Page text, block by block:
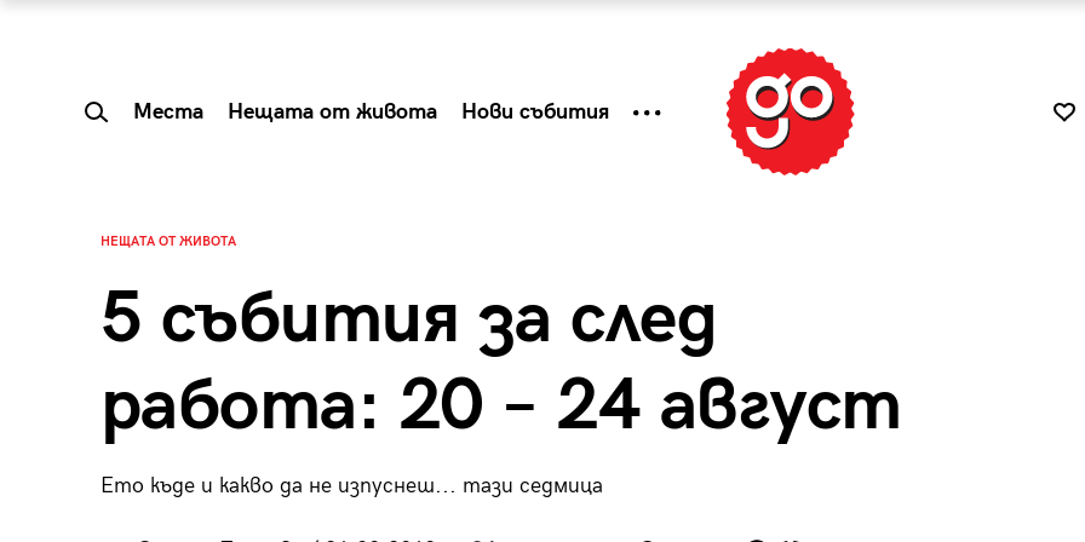
Места Нещата от живота Нови събития
НЕЩАТА ОТ ЖИВОТА
5 събития за след
работа: 20 – 24 август
Ето къде и какво да не изпуснеш... тази седмица
Summer Prelude: как